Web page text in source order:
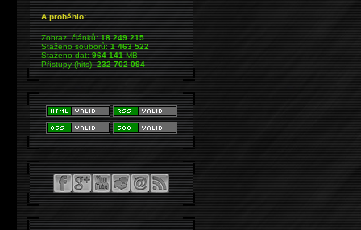
A proběhlo:
Zobraz. článků:18 249 215
Staženo souborů:1 463 522
Staženo dat:964 141MB
Přístupy (hits):232 702 094